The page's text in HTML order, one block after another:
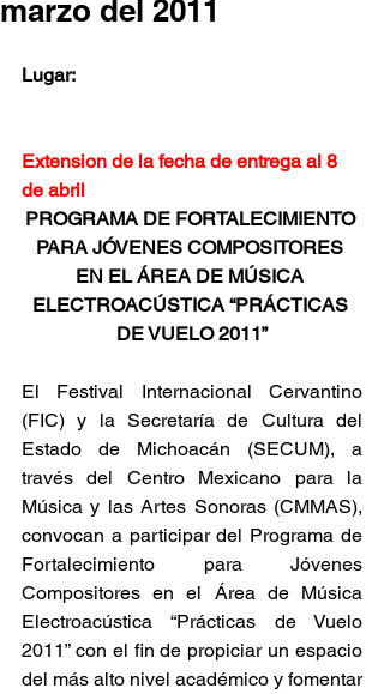
marzo del 2011
Lugar:
Extension de la fecha de entrega al 8
de abril
PROGRAMA DE FORTALECIMIENTO
PARA JÓVENES COMPOSITORES
EN EL ÁREA DE MÚSICA
ELECTROACÚSTICA “PRÁCTICAS
DE VUELO 2011”
El Festival Internacional Cervantino
(FIC) y la Secretaría de Cultura del
Estado de Michoacán (SECUM), a
través del Centro Mexicano para la
Música y las Artes Sonoras (CMMAS),
convocan a participar del Programa de
Fortalecimiento para Jóvenes
Compositores en el Área de Música
Electroacústica “Prácticas de Vuelo
2011” con el fin de propiciar un espacio
del más alto nivel académico y fomentar